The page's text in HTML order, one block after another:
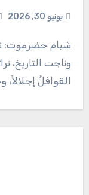
يونيو 30, 2026
شبام حضرموت: ناطحة السحاب التي بايعت الشمس
وناجت التاريخ،
القوافلُ